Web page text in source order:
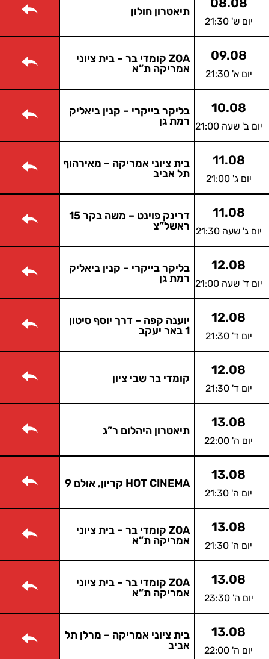
יום ש' 21:30
תיאטרון חולון
09.08
יום א' 21:30
ZOA קומדי בר – בית ציוני
אמריקה ת”א
10.08
יום ב' שעה 21:00
בליקר בייקרי – קנין ביאליק
רמת גן
11.08
יום ג' 21:00
בית ציוני אמריקה – מאירהוף
תל אביב
11.08
יום ג' שעה 21:30
דרינק פוינט – משה בקר 15
ראשל”צ
12.08
יום ד' שעה 21:00
בליקר בייקרי – קנין ביאליק
רמת גן
12.08
יום ד' 21:30
יוענה קפה – דרך יוסף סיטון
1 באר יעקב
12.08
יום ד' 21:30
קומדי בר שבי ציון
13.08
יום ה' 22:00
תיאטרון היהלום ר”ג
13.08
יום ה' 21:30
HOT CINEMA קריון, אולם 9
13.08
יום ה' 21:30
ZOA קומדי בר – בית ציוני
אמריקה ת”א
13.08
יום ה' 23:30
ZOA קומדי בר – בית ציוני
אמריקה ת”א
13.08
יום ה' 22:00
בית ציוני אמריקה – מרלן תל
אביב